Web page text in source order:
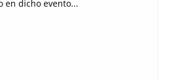
en dicho evento...